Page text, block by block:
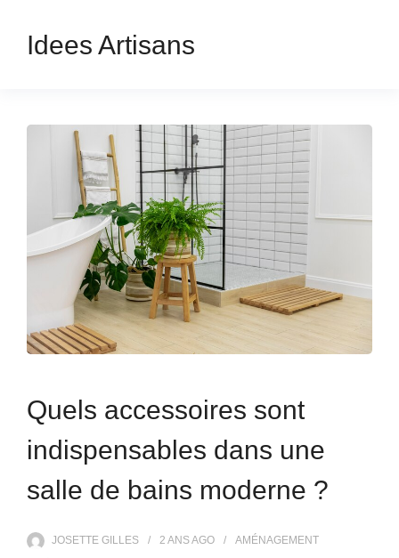
Idees Artisans
Quels accessoires sont
indispensables dans une
salle de bains moderne ?
JOSETTE GILLES 2 ANSAGO
AMÉNAGEMENT